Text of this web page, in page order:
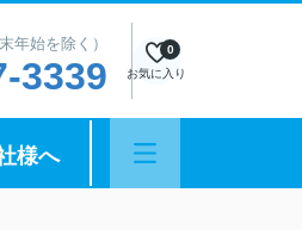
年始を除く）
3339 お気に入り
0
様へ